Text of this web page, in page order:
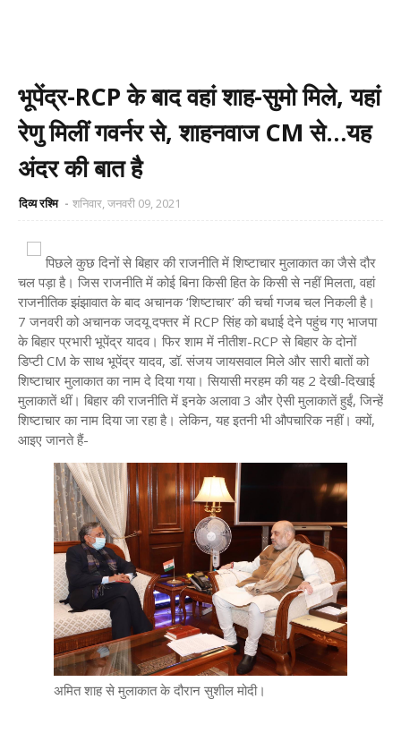
भूपेंद्र-RCP के बाद वहां शाह-सुमो मिले, यहां
रेणु मिलीं गवर्नर से, शाहनवाज CM से…यह
अंदर की बात है
दिव्य रश्मि शनिवार, जनवरी 09, 2021
पिछले कुछ दिनों से बिहार की राजनीति में शिष्टाचार मुलाकात का जैसे दौर
चल पड़ा है। जिस राजनीति में कोई बिना किसी हित के किसी से नहीं मिलता, वहां
राजनीतिक झंझावात के बाद अचानक ‘शिष्टाचार’ की चर्चा गजब चल निकली है।
7 जनवरी को अचानक जदयू दफ्तर में RCP सिंह को बधाई देने पहुंच गए भाजपा
के बिहार प्रभारी भूपेंद्र यादव। फिर शाम में नीतीश-RCP से बिहार के दोनों
डिप्टी CM के साथ भूपेंद्र यादव, डॉ. संजय जायसवाल मिले और सारी बातों को
शिष्टाचार मुलाकात का नाम दे दिया गया। सियासी मरहम की यह 2 देखी-दिखाई
मुलाकातें थीं। बिहार की राजनीति में इनके अलावा 3 और ऐसी मुलाकातें हुईं, जिन्हें
शिष्टाचार का नाम दिया जा रहा है। लेकिन, यह इतनी भी औपचारिक नहीं। क्यों,
आइए जानते हैं-
अमित शाह से मुलाकात के दौरान सुशील मोदी।